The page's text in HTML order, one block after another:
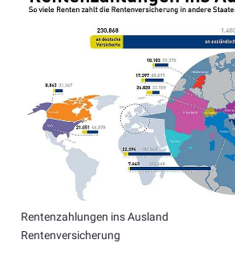
Rentenzahlungen ins Ausland
Rentenversicherung